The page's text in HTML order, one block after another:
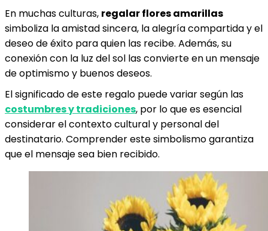
En muchas culturas, regalar flores amarillas
simboliza la amistad sincera, la alegría compartida y el
deseo de éxito para quien las recibe. Además, su
conexión con la luz del sol las convierte en un mensaje
de optimismo y buenos deseos.
El significado de este regalo puede variar según las
costumbres y tradiciones, por lo que es esencial
considerar el contexto cultural y personal del
destinatario. Comprender este simbolismo garantiza
que el mensaje sea bien recibido.